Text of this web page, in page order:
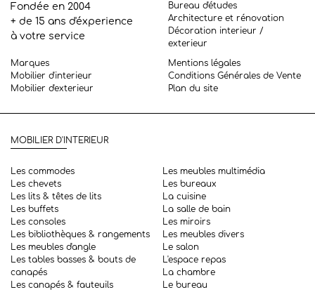
Fondée en 2004
+ de 15 ans d'éxperience
à votre service
Bureau d'études
Architecture et rénovation
Décoration interieur /
exterieur
Marques
Mobilier d'interieur
Mobilier d'exterieur
Mentions légales
Conditions Générales de Vente
Plan du site
MOBILIER D'INTERIEUR
Les commodes
Les chevets
Les lits & têtes de lits
Les buffets
Les consoles
Les bibliothèques & rangements
Les meubles d'angle
Les tables basses & bouts de
canapés
Les canapés & fauteuils
Les meubles multimédia
Les bureaux
La cuisine
La salle de bain
Les miroirs
Les meubles divers
Le salon
L'espace repas
La chambre
Le bureau